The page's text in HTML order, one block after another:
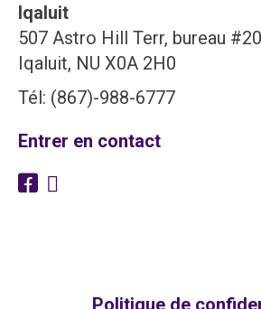
Iqaluit
507 Astro Hill Terr, bureau
Iqaluit, NU X0A 2H0
Tél: (867)-988-6777
Entrer en contact